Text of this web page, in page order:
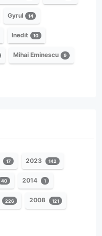
Gyrul 14
Inedit 10
Mihai Eminescu 9
17 2023 142
40 2014 1
226 2008 121